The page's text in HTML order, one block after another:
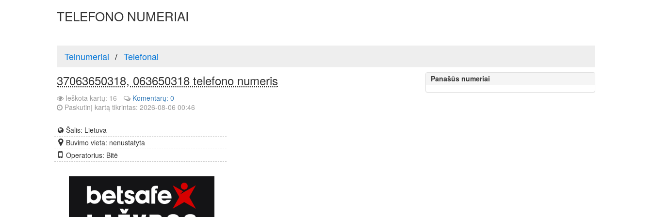
TELEFONO NUMERIAI
Telnumeriai Telefonai
37063650318, 063650318 telefono numeris
Ieškota kartų: 16
Komentarų: 0
Paskutinį kartą tikrintas: 2026-08-06 00:46
Šalis: Lietuva
Buvimo vieta: nenustatyta
Operatorius: Bitė
Panašūs numeriai